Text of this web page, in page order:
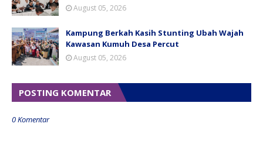
August 05, 2026
Kampung Berkah Kasih Stunting Ubah Wajah
Kawasan Kumuh Desa Percut
August 05, 2026
POSTING KOMENTAR
0 Komentar